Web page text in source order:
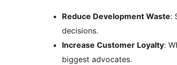
Reduce Development Waste:
decisions.
Increase Customer Loyalty:
biggest advocates.